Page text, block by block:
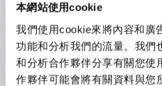
本網站使用cookie
我們使用cookie來將內容和廣
功能和分析我們的流量。我們
和分析合作夥伴分享有關您使
作夥伴可能會將有關資料與您
顏色。
支援色彩通用設計（CUD）
示燈的亮燈/熄燈狀態，以
符合 ISO 3864-4 安全色規